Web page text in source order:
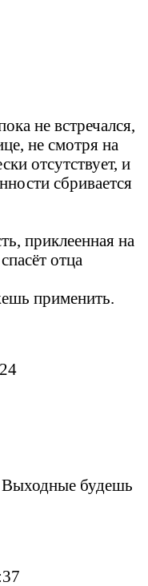
не встречался,
не смотря на
отсутствует, и
сбривается
приклеенная на
отца
применить.
Выходные будешь